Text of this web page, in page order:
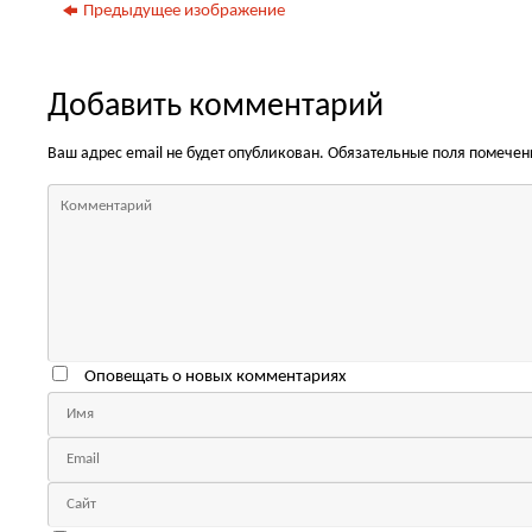
Предыдущее изображение
Добавить комментарий
Ваш адрес email не будет опубликован. Обязательные поля
Оповещать о новых комментариях